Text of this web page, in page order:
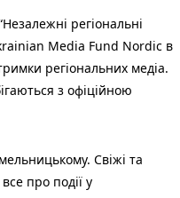
регіональні
Media Fund Nordic в
регіональних медіа.
з офіційною
Свіжі та
про події у